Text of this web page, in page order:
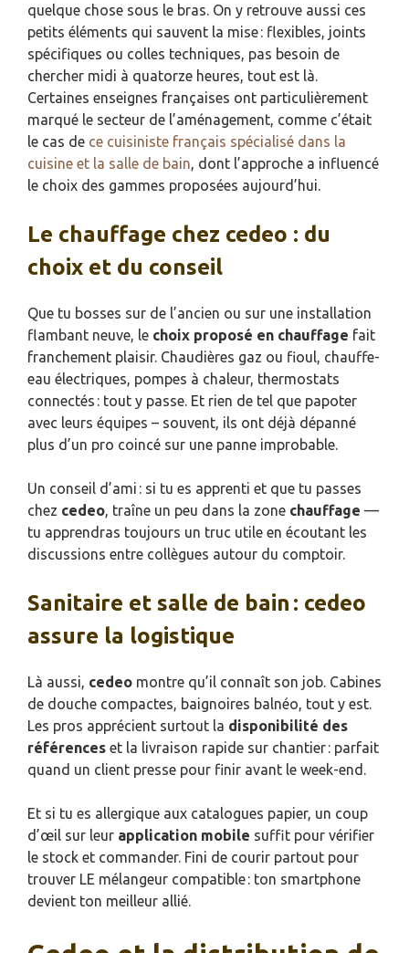
quelque chose sous le bras. On y retrouve aussi ces
petits éléments qui sauvent la mise : flexibles, joints
spécifiques ou colles techniques, pas besoin de
chercher midi à quatorze heures, tout est là.
Certaines enseignes françaises ont particulièrement
marqué le secteur de l’aménagement, comme c’était
le cas de ce cuisiniste français spécialisé dans la
cuisine et la salle de bain, dont l’approche a influencé
le choix des gammes proposées aujourd’hui.
Le chauffage chez cedeo : du
choix et du conseil
Que tu bosses sur de l’ancien ou sur une installation
flambant neuve, le choix proposé en chauffage fait
franchement plaisir. Chaudières gaz ou fioul, chauffe-
eau électriques, pompes à chaleur, thermostats
connectés : tout y passe. Et rien de tel que papoter
avec leurs équipes – souvent, ils ont déjà dépanné
plus d’un pro coincé sur une panne improbable.
Un conseil d’ami : si tu es apprenti et que tu passes
chez cedeo, traîne un peu dans la zone chauffage —
tu apprendras toujours un truc utile en écoutant les
discussions entre collègues autour du comptoir.
Sanitaire et salle de bain : cedeo
assure la logistique
Là aussi, cedeo montre qu’il connaît son job. Cabines
de douche compactes, baignoires balnéo, tout y est.
Les pros apprécient surtout la disponibilité des
références et la livraison rapide sur chantier : parfait
quand un client presse pour finir avant le week-end.
Et si tu es allergique aux catalogues papier, un coup
d’œil sur leur application mobile suffit pour vérifier
le stock et commander. Fini de courir partout pour
trouver LE mélangeur compatible : ton smartphone
devient ton meilleur allié.